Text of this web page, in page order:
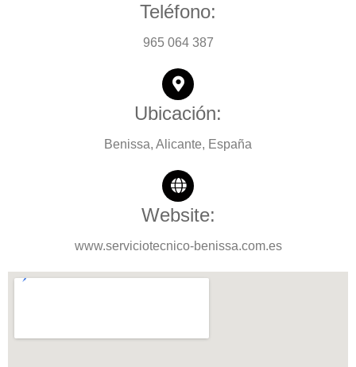
Teléfono:
965 064 387
Ubicación:
Benissa, Alicante, España
Website:
www.serviciotecnico-benissa.com.es